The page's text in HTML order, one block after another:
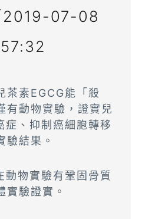
2019-07-08
茶素EGCG能「殺
有動物實驗，證實兒
症、抑制癌細胞轉移
驗結果。
動物實驗有鞏固骨質
實驗證實。